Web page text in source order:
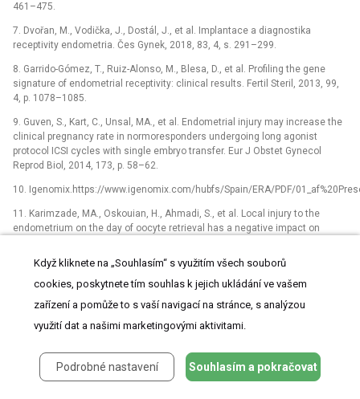
461–475.
7. Dvořan, M., Vodička, J., Dostál, J., et al. Implantace a diagnostika
receptivity endometria. Čes Gynek, 2018, 83, 4, s. 291–299.
8. Garrido-Gómez, T., Ruiz-Alonso, M., Blesa, D., et al. Profiling the gene
signature of endometrial receptivity: clinical results. Fertil Steril, 2013, 99,
4, p. 1078–1085.
9. Guven, S., Kart, C., Unsal, MA., et al. Endometrial injury may increase the
clinical pregnancy rate in normoresponders undergoing long agonist
protocol ICSI cycles with single embryo transfer. Eur J Obstet Gynecol
Reprod Biol, 2014, 173, p. 58–62.
10. Igenomix.https://www.igenomix.com/hubfs/Spain/ERA/PDF/
11. Karimzade, MA., Oskouian, H., Ahmadi, S., et al. Local injury to the
endometrium on the day of oocyte retrieval has a negative impact on
Arch Gynecol Obstet, 2010, 281, p. 499–503.
12. Katzorke, N., Villela, F., Ruiz, M., Simón, C. Diagnosis of endometrial-
Geburtshilfe Frauenheilkunde, 2016, 76, 6, S. 699–703.
13. Lessey, BA. Assessment of endometrial receptivity. Fertil Steril, 2010,
14. Mahajan, N. Endometrial receptivity array: Clinical application. J
Když kliknete na „Souhlasím“ s využitím všech souborů
cookies, poskytnete tím souhlas k jejich ukládání ve vašem
zařízení a pomůže to s vaší navigací na stránce, s analýzou
využití dat a našimi marketingovými aktivitami.
Podrobné nastavení Souhlasím a pokračovat